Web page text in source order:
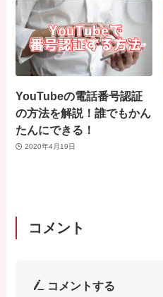
YouTubeの電話番号認証
の方法を解説！誰でもかん
たんにできる！
2020年4月19日
コメント
コメントする